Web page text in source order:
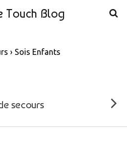
Touch Blog
› Sois Enfants
secours